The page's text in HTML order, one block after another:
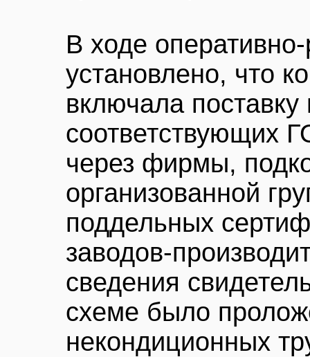
В ходе
установлено, что
включала
соответствующих
через фирмы,
организованной
поддельных
заводов-
сведения
схеме было
некондиционных